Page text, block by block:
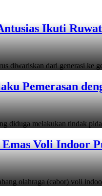
Ikuti
diwariskan dari generasi ke
Pemerasan
diduga melakukan tindak
Voli Indoor
olahraga (cabor) voli